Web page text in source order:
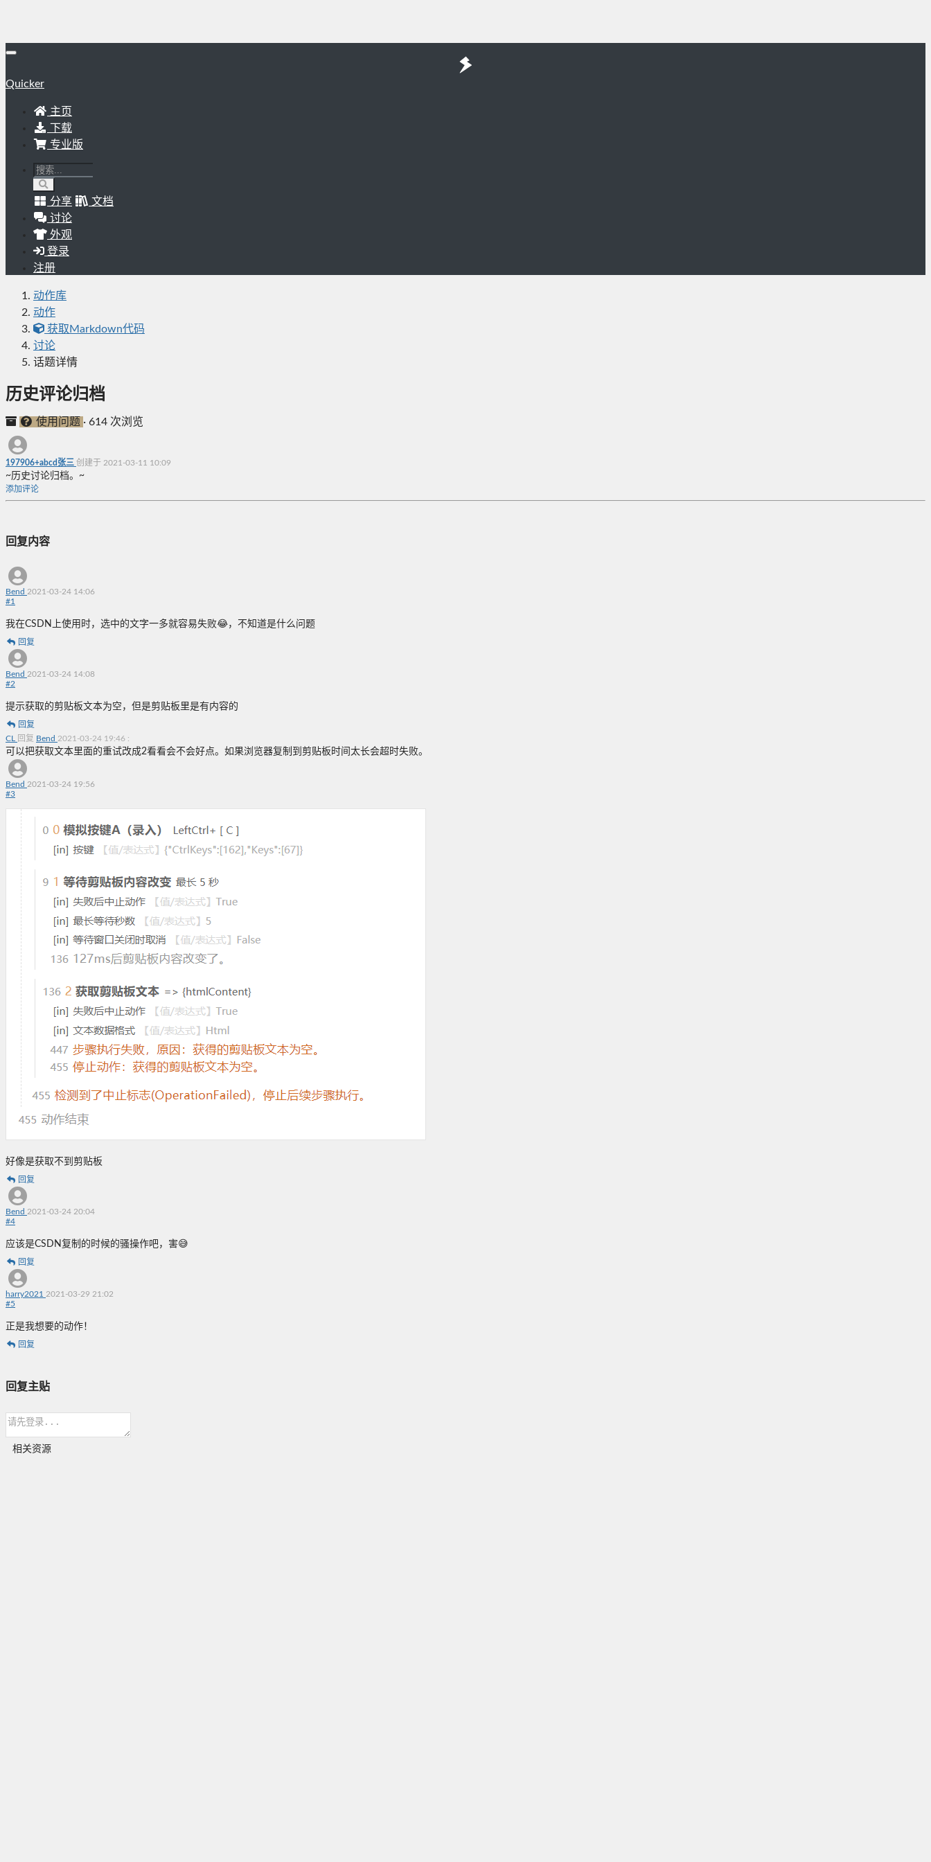
Quicker
主页
下载
专业版
分享
文档
讨论
外观
登录
注册
动作库
动作
获取Markdown代码
讨论
话题详情
历史评论归档
使用问题 · 614 次浏览
197906+abcd张三 创建于 2021-03-11 10:09
~历史讨论归档。~
添加评论
回复内容
Bend 2021-03-24 14:06
#1
我在CSDN上使用时，选中的文字一多就容易失败😂，不知道是什么问题
回复
Bend 2021-03-24 14:08
#2
提示获取的剪贴板文本为空，但是剪贴板里是有内容的
回复
CL 回复 Bend 2021-03-24 19:46 :
可以把获取文本里面的重试改成2看看会不会好点。如果浏览器复制到剪贴板时间太长会超时失败。
Bend 2021-03-24 19:56
#3
好像是获取不到剪贴板
回复
Bend 2021-03-24 20:04
#4
应该是CSDN复制的时候的骚操作吧，害😅
回复
harry2021 2021-03-29 21:02
#5
正是我想要的动作！
回复
回复主贴
相关资源